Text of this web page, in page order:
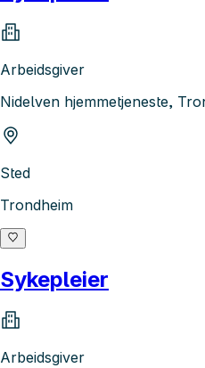
Arbeidsgiver
Nidelven hjemmetjeneste,
Sted
Trondheim
Sykepleier
Arbeidsgiver